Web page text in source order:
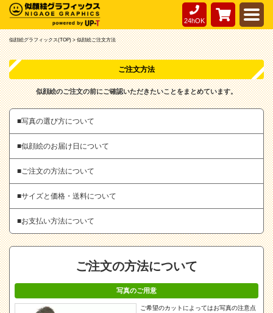
24hOK
似顔絵グラフィックス(TOP) >似顔絵ご注文方法
ご注文方法
似顔絵のご注文の前にご確認いただきたいことをまとめています。
■写真の選び方について
■似顔絵のお届け日について
■ご注文の方法について
■サイズと価格・送料について
■お支払い方法について
ご注文の方法について
写真のご用意
ご希望のカットによってはお写真の注意点